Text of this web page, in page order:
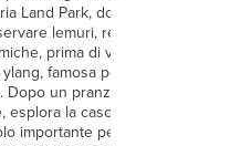
Land Park, dove avrai
lemuri, rettili e piante
prima di visitare la distilleria
famosa per il suo profumo
Dopo un pranzo in un ristorante
esplora la cascata sacra, un altro
importante per i malgasci.